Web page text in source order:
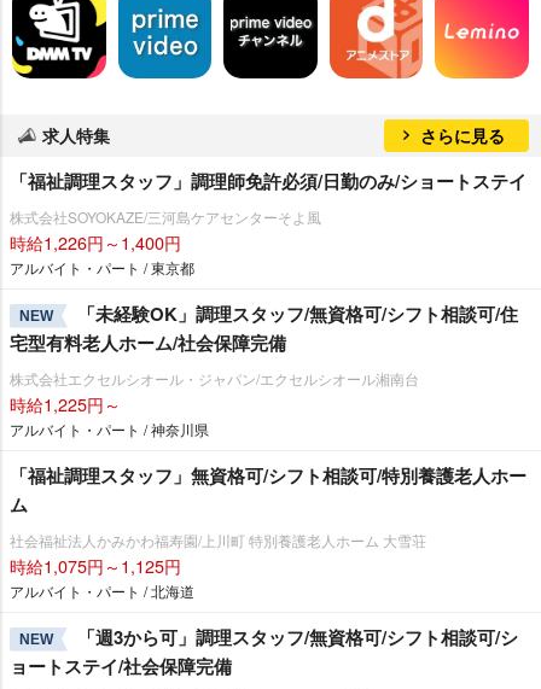
求人特集 さらに見る
「福祉調理スタッフ」調理師免許必須/日勤のみ/ショートステイ
株式会社SOYOKAZE/三河島ケアセンターそよ風
時給1,226円～1,400円
アルバイト・パート / 東京都
NEW
「未経験OK」調理スタッフ/無資格可/シフト相談可/住
宅型有料老人ホーム/社会保障完備
株式会社エクセルシオール・ジャパン/エクセルシオール湘南台
時給1,225円～
アルバイト・パート / 神奈川県
「福祉調理スタッフ」無資格可/シフト相談可/特別養護老人ホー
ム
社会福祉法人かみかわ福寿園/上川町 特別養護老人ホーム 大雪荘
時給1,075円～1,125円
アルバイト・パート / 北海道
NEW
「週3から可」調理スタッフ/無資格可/シフト相談可/シ
ョートステイ/社会保障完備